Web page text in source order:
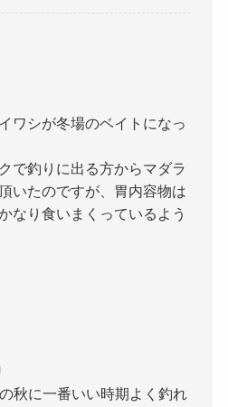
ワシが冬場のベイトになっ
で釣りに出る方からマダラ
いたのですが、胃内容物は
なり食いまくっているよう
秋に一番いい時期よく釣れ